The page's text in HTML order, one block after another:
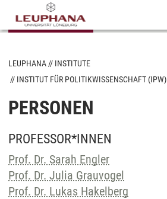
LEUPHANA
INSTITUTE
INSTITUT FÜR POLITIKWISSENSCHAFT (IPW)
PERSONEN
PROFESSOR*INNEN
Prof. Dr. Sarah Engler
Prof. Dr. Julia Grauvogel
Prof. Dr. Lukas Hakelberg